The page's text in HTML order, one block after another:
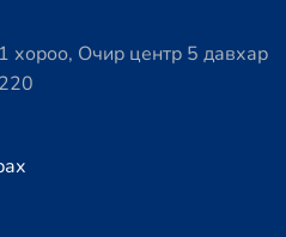
Очир центр 5 давхар